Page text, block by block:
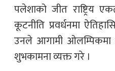
पलेशाको जीत राष्ट्रिय
कूटनीति प्रवर्धनमा
उनले आगामी
शुभकामना व्यक्त गरे ।